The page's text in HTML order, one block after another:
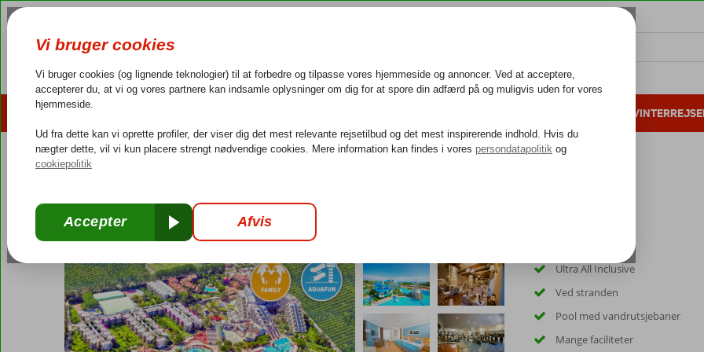
4,3/5 på Trustpilot Dansk guideservice 40.000 danske gæster i 2025 25 års erfaring
Limak Limra
Ultra All Inclusive-Hotel
Ultra All Inclusive
Ved stranden
Pool med vandrutsjebaner
Mange faciliteter